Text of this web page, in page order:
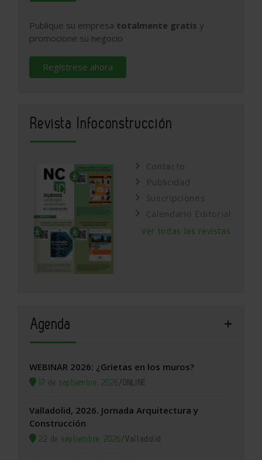
Publique su empresa totalmente gratis y
promocione su negocio
Regístrese ahora
Revista Infoconstrucción
Contacto
Publicidad
Suscripciones
Calendario Editorial
Ver todas las revistas
Agenda
WEBINAR 2026: ¿Grietas en los muros?
17 de septiembre, 2026/ONLINE
Valladolid, 2026. Jornada Arquitectura y
Construcción
22 de septiembre, 2026/Valladolid